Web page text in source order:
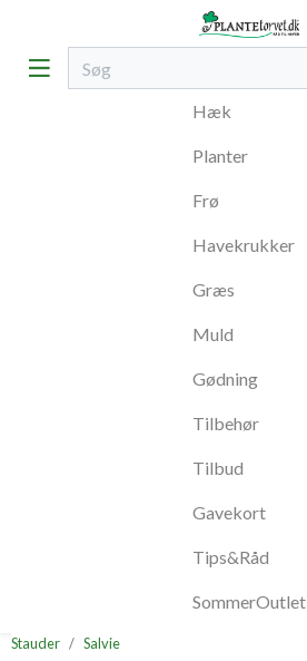
Hæk
Planter
Frø
Havekrukker
Græs
Muld
Gødning
Tilbehør
Tilbud
Gavekort
Tips&Råd
SommerOutlet
Stauder Salvie